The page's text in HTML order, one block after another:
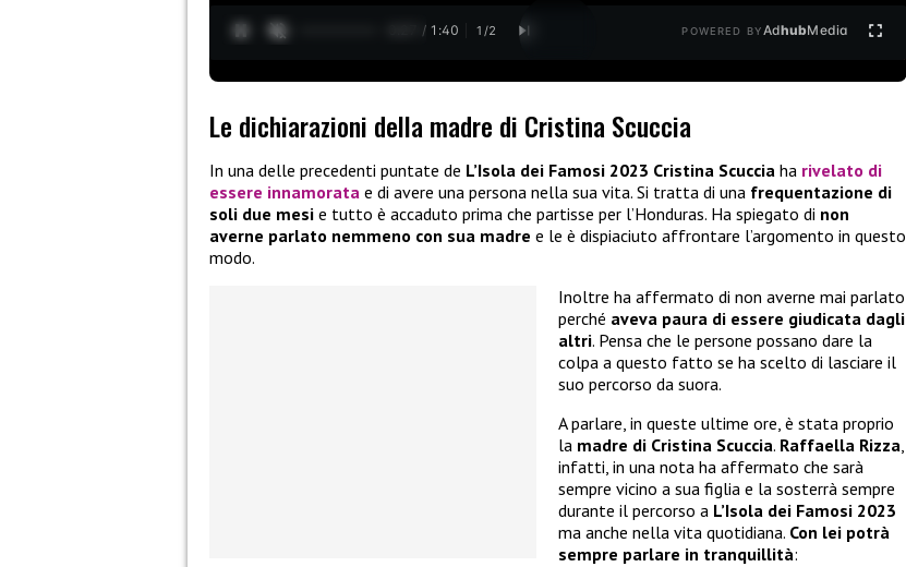
0:28 / 1:40 1 /2 POWERED BYAdhubMedia
Le dichiarazioni della madre di Cristina Scuccia
In una delle precedenti puntate de L’Isola dei Famosi 2023 Cristina Scuccia ha rivelato di
essere innamorata e di avere una persona nella sua vita. Si tratta di una frequentazione di
soli due mesi e tutto è accaduto prima che partisse per l’Honduras. Ha spiegato di non
averne parlato nemmeno con sua madre e le è dispiaciuto affrontare l’argomento in questo
modo.
Inoltre ha affermato di non averne mai parlato
perché aveva paura di essere giudicata dagli
altri. Pensa che le persone possano dare la
colpa a questo fatto se ha scelto di lasciare il
suo percorso da suora.
A parlare, in queste ultime ore, è stata proprio
la madre di Cristina Scuccia. Raffaella Rizza,
infatti, in una nota ha affermato che sarà
sempre vicino a sua figlia e la sosterrà sempre
durante il percorso a L’Isola dei Famosi 2023
ma anche nella vita quotidiana. Con lei potrà
sempre parlare in tranquillità: